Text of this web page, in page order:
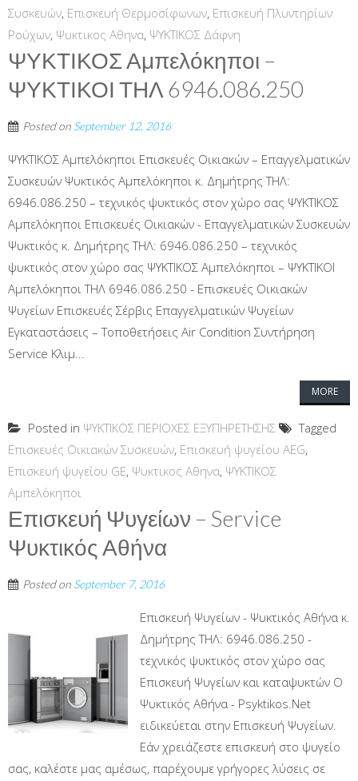
Συσκευών, Επισκευή Θερμοσίφωνων, Επισκευή Πλυντηρίων
Ρούχων, Ψυκτικος Αθηνα, ΨΥΚΤΙΚΟΣ Δάφνη
ΨΥΚΤΙΚΟΣ Αμπελόκηποι –
ΨΥΚΤΙΚΟΙ ΤΗΛ 6946.086.250
Posted on September 12, 2016
ΨΥΚΤΙΚΟΣ Αμπελόκηποι Επισκευές Οικιακών – Επαγγελματικών
Συσκευών Ψυκτικός Αμπελόκηποι κ. Δημήτρης ΤΗΛ:
6946.086.250 – τεχνικός ψυκτικός στον χώρο σας ΨΥΚΤΙΚΟΣ
Αμπελόκηποι Επισκευές Οικιακών - Επαγγελματικών Συσκευών
Ψυκτικός κ. Δημήτρης ΤΗΛ: 6946.086.250 – τεχνικός
ψυκτικός στον χώρο σας ΨΥΚΤΙΚΟΣ Αμπελόκηποι – ΨΥΚΤΙΚΟΙ
Αμπελόκηποι ΤΗΛ 6946.086.250 - Επισκευές Οικιακών
Ψυγείων Επισκευές Σέρβις Επαγγελματικών Ψυγείων
Εγκαταστάσεις – Τοποθετήσεις Air Condition Συντήρηση
Service Κλιμ...
MORE
Posted in ΨΥΚΤΙΚΟΣ ΠΕΡΙΟΧΕΣ ΕΞΥΠΗΡΕΤΗΣΗΣ
Tagged
Επισκευές Οικιακών Συσκευών, Επισκευή ψυγείου AEG,
Επισκευή ψυγείου GE, Ψυκτικος Αθηνα, ΨΥΚΤΙΚΟΣ
Αμπελόκηποι
Επισκευή Ψυγείων – Service
Ψυκτικός Αθήνα
Posted on September 7, 2016
Επισκευή Ψυγείων - Ψυκτικός Αθήνα κ.
Δημήτρης ΤΗΛ: 6946.086.250 -
τεχνικός ψυκτικός στον χώρο σας
Επισκευή Ψυγείων και καταψυκτών Ο
Ψυκτικός Αθήνα - Psyktikos.Net
ειδικεύεται στην Επισκευή Ψυγείων.
Εάν χρειάζεστε επισκευή στο ψυγείο
σας, καλέστε μας αμέσως, παρέχουμε γρήγορες λύσεις σε